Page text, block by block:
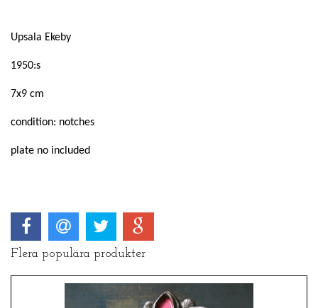
Upsala Ekeby
1950:s
7x9 cm
condition: notches
plate no included
Flera populära produkter